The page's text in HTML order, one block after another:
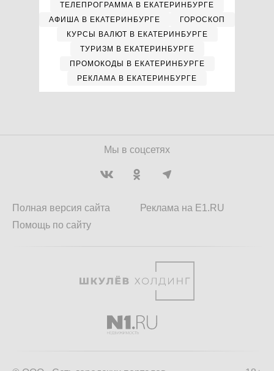
ТЕЛЕПРОГРАММА В ЕКАТЕРИНБУРГЕ
АФИША В ЕКАТЕРИНБУРГЕ
ГОРОСКОП
КУРСЫ ВАЛЮТ В ЕКАТЕРИНБУРГЕ
ТУРИЗМ В ЕКАТЕРИНБУРГЕ
ПРОМОКОДЫ В ЕКАТЕРИНБУРГЕ
РЕКЛАМА В ЕКАТЕРИНБУРГЕ
Мы в соцсетях
Полная версия сайта
Помощь по сайту
Реклама на E1.RU